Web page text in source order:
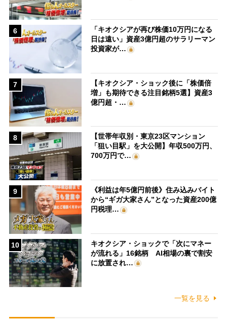
6
「キオクシアが再び株価10万円になる
日は遠い」資産3億円超のサラリーマン
投資家が…
7
【キオクシア・ショック後に「株価倍
増」も期待できる注目銘柄5選】資産3
億円超・…
8
【世帯年収別・東京23区マンション
「狙い目駅」を大公開】年収500万円、
700万円で…
9
《利益は年5億円前後》住み込みバイト
から“ギガ大家さん”となった資産200億
円税理…
10
キオクシア・ショックで「次にマネー
が流れる」16銘柄 AI相場の裏で割安
に放置され…
一覧を見る